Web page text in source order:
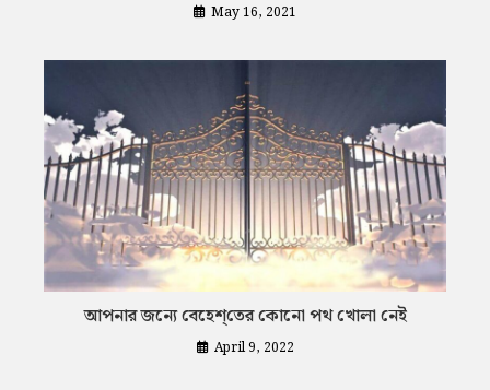
May 16, 2021
আপনার জন্যে বেহেশ্‌তের কোনো পথ খোলা নেই
April 9, 2022